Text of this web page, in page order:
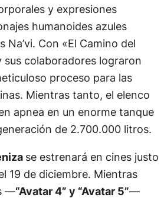
y expresiones
humanoides azules
Con «El Camino del
sus colaboradores lograron
proceso para las
Mientras tanto, el elenco
apnea en un enorme tanque
de 2.700.000 litros.
se estrenará en cines justo
19 de diciembre. Mientras
—“Avatar 4” y “Avatar 5”—